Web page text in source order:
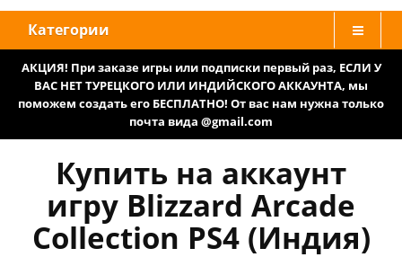
Категории
АКЦИЯ! При заказе игры или подписки первый раз, ЕСЛИ У
ВАС НЕТ ТУРЕЦКОГО ИЛИ ИНДИЙСКОГО АККАУНТА, мы
поможем создать его БЕСПЛАТНО! От вас нам нужна только
почта вида @gmail.com
Купить на аккаунт
игру Blizzard Arcade
Collection PS4 (Индия)